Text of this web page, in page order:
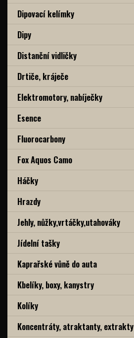
Dipovací kelímky
Dipy
Distanční vidličky
Drtiče, kráječe
Elektromotory, nabíječky
Esence
Fluorocarbony
Fox Aquos Camo
Háčky
Hrazdy
Jehly, nůžky,vrtáčky,utahováky
Jídelní tašky
Kaprařské vůně do auta
Kbelíky, boxy, kanystry
Kolíky
Koncentráty, atraktanty, extrakty